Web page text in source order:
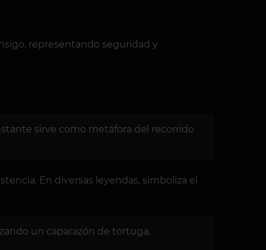
representando seguridad y
sirve como metáfora del recorrido
En diversas leyendas, simboliza el
un caparazón de tortuga,